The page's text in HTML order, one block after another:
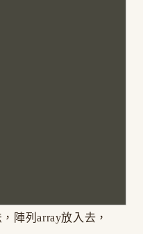
列array放入去，